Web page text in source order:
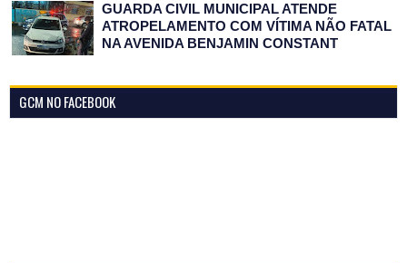
GUARDA CIVIL MUNICIPAL ATENDE
ATROPELAMENTO COM VÍTIMA NÃO FATAL
NA AVENIDA BENJAMIN CONSTANT
GCM NO FACEBOOK